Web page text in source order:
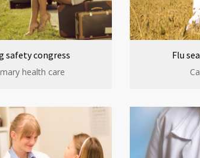
safety congress
health care
Flu